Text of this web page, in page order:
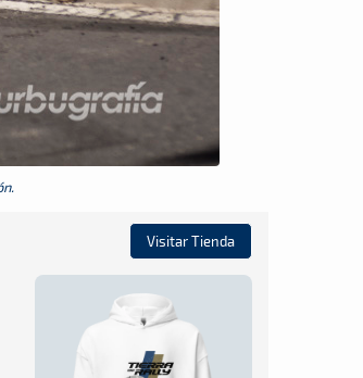
Visitar Tienda